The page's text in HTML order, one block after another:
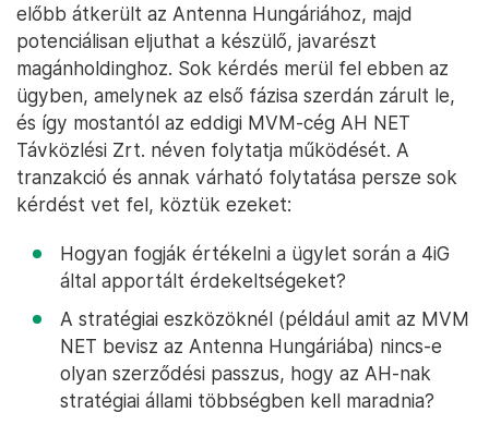
előbb átkerült az Antenna Hungáriához, majd
potenciálisan eljuthat a készülő, javarészt
magánholdinghoz. Sok kérdés merül fel ebben az
ügyben, amelynek az első fázisa szerdán zárult le,
és így mostantól az eddigi MVM-cég AH NET
Távközlési Zrt. néven folytatja működését. A
tranzakció és annak várható folytatása persze sok
kérdést vet fel, köztük ezeket:
Hogyan fogják értékelni a ügylet során a 4iG
által apportált érdekeltségeket?
A stratégiai eszközöknél (például amit az MVM
NET bevisz az Antenna Hungáriába) nincs-e
olyan szerződési passzus, hogy az AH-nak
stratégiai állami többségben kell maradnia?